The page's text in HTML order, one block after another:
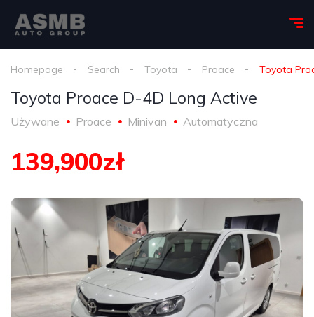
Homepage Search Toyota Proace Toyota
Toyota Proace D-4D Long Active
Używane Proace Minivan Automatyczna
139,900zł